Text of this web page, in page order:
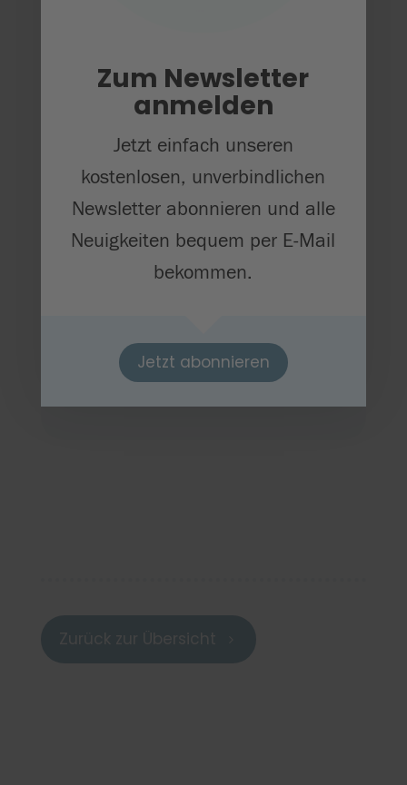
Weitere
Informationen
Hector Kinderakademie
Pfullendorf
Medienkontakt
jennifer.raffler@uni-
tuebingen.de
Zum Newsletter
anmelden
Jetzt einfach unseren
kostenlosen, unverbindlichen
Newsletter abonnieren und alle
Neuigkeiten bequem per E-Mail
bekommen.
Jetzt abonnieren